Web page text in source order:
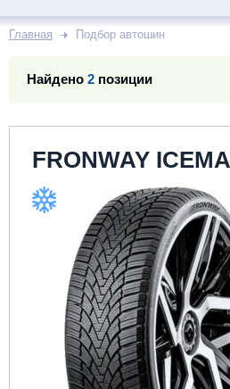
Главная Подбор автошин
Найдено 2 позиции
FRONWAY